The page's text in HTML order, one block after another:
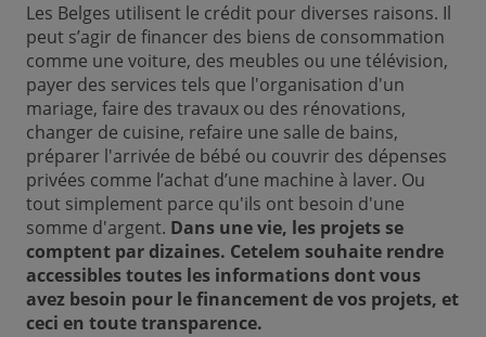
Les Belges utilisent le crédit pour diverses raisons. Il
peut s’agir de financer des biens de consommation
comme une voiture, des meubles ou une télévision,
payer des services tels que l'organisation d'un
mariage, faire des travaux ou des rénovations,
changer de cuisine, refaire une salle de bains,
préparer l'arrivée de bébé ou couvrir des dépenses
privées comme l’achat d’une machine à laver. Ou
tout simplement parce qu'ils ont besoin d'une
somme d'argent. Dans une vie, les projets se
comptent par dizaines. Cetelem souhaite rendre
accessibles toutes les informations dont vous
avez besoin pour le financement de vos projets, et
ceci en toute transparence.